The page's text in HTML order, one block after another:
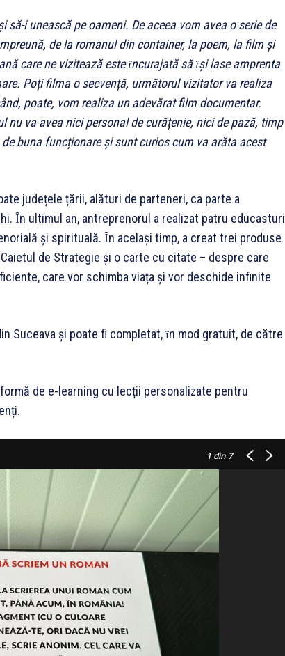
i unească pe oameni. De aceea vom avea o serie de
de la romanul din container, la poem, la film și
care ne vizitează este ȋncurajată să ȋși lase amprenta
Poți filma o secvență, următorul vizitator va realiza
poate, vom realiza un adevărat film documentar.
nu va avea nici personal de curățenie, nici de pază, timp
buna funcționare și sunt curios cum va arăta acest
județele țării, alături de parteneri, ca parte a
Ȋn ultimul an, antreprenorul a realizat patru educasturi
și spirituală. Ȋn același timp, a creat trei produse
de Strategie și o carte cu citate – despre care
care vor schimba viața și vor deschide infinite
Suceava și poate fi completat, ȋn mod gratuit, de către
de e-learning cu lecții personalizate pentru
1din 7